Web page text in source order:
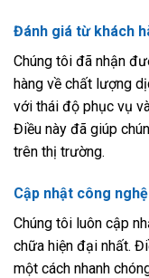
Đánh giá từ khách
Chúng tôi đã nhận
hàng về chất lượng
với thái độ phục vụ
Điều này đã giúp
trên thị trường.
Cập nhật công
Chúng tôi luôn cập
chữa hiện đại nhất.
một cách nhanh